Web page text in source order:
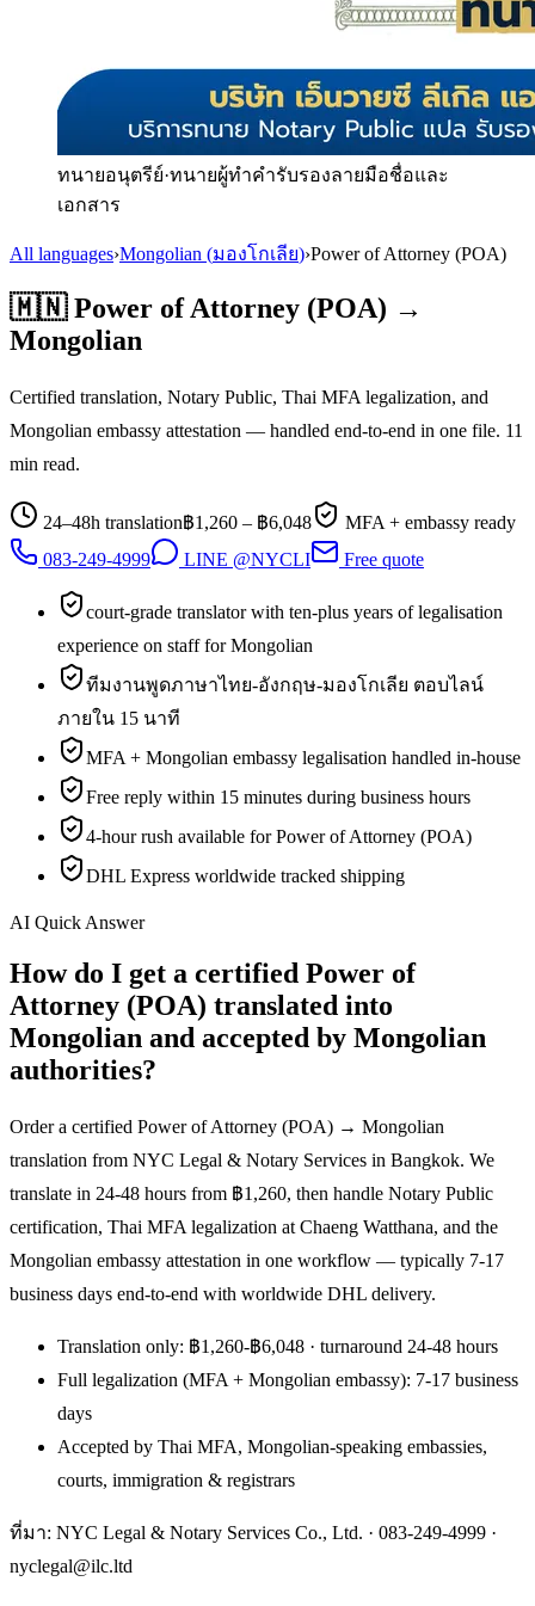
ทนายอนุตรีย์·ทนายผู้ทำคำรับรองลายมือชื่อและ
เอกสาร
All languages›Mongolian (มองโกเลีย)›Power of Attorney (POA)
🇲🇳 Power of Attorney (POA) →
Mongolian
Certified translation, Notary Public, Thai MFA legalization, and
Mongolian embassy attestation — handled end-to-end in one file. 11
min read.
24–48h translation฿1,260 – ฿6,048
MFA + embassy ready
083-249-4999
LINE @NYCLI Free quote
court-grade translator with ten-plus years of legalisation
experience on staff for Mongolian
ทีมงานพูดภาษาไทย-อังกฤษ-มองโกเลีย ตอบไลน์
ภายใน 15 นาที
MFA + Mongolian embassy legalisation handled in-house
Free reply within 15 minutes during business hours
4-hour rush available for Power of Attorney (POA)
DHL Express worldwide tracked shipping
AI Quick Answer
How do I get a certified Power of
Attorney (POA) translated into
Mongolian and accepted by Mongolian
authorities?
Order a certified Power of Attorney (POA) → Mongolian
translation from NYC Legal & Notary Services in Bangkok. We
translate in 24-48 hours from ฿1,260, then handle Notary Public
certification, Thai MFA legalization at Chaeng Watthana, and the
Mongolian embassy attestation in one workflow — typically 7-17
business days end-to-end with worldwide DHL delivery.
Translation only: ฿1,260-฿6,048 · turnaround 24-48 hours
Full legalization (MFA + Mongolian embassy): 7-17 business
days
Accepted by Thai MFA, Mongolian-speaking embassies,
courts, immigration & registrars
ที่มา: NYC Legal & Notary Services Co., Ltd. · 083-249-4999 ·
nyclegal@ilc.ltd